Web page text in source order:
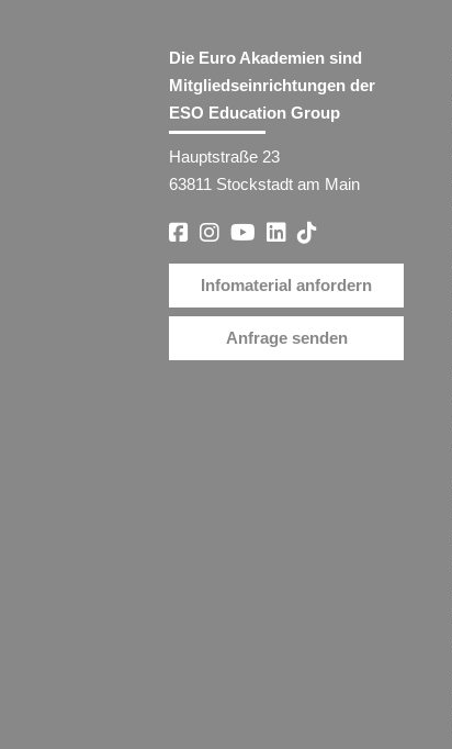
Die Euro Akademien sind
Mitgliedseinrichtungen der
ESO Education Group
Hauptstraße 23
63811 Stockstadt am Main
Infomaterial anfordern
Anfrage senden